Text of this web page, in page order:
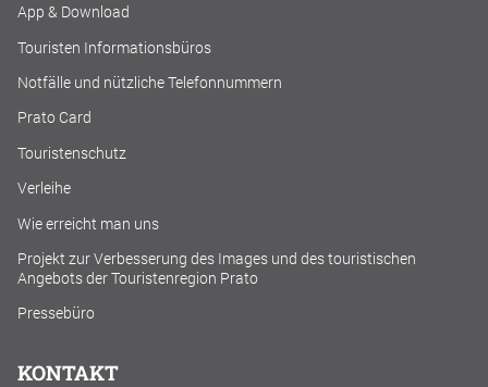
App & Download
Touristen Informationsbüros
Notfälle und nützliche Telefonnummern
Prato Card
Touristenschutz
Verleihe
Wie erreicht man uns
Projekt zur Verbesserung des Images und des touristischen
Angebots der Touristenregion Prato
Pressebüro
KONTAKT